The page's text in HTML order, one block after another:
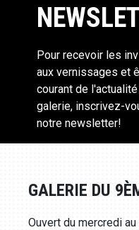
Pour recevoir les
aux vernissages et
courant de
galerie, inscrivez-
notre newsletter!
GALERIE DU
Ouvert du mercredi